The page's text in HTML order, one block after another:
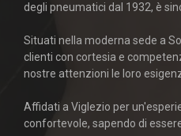
degli pneumatici dal 1932, è
Situati nella moderna sede a
clienti con cortesia e
nostre attenzioni le loro
Affidati a Viglezio per
confortevole, sapendo di